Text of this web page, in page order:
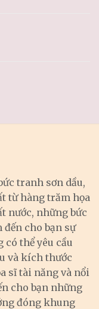
tranh sơn dầu,
từ hàng trăm họa
nước, những bức
đến cho bạn sự
có thể yêu cầu
và kích thước
sĩ tài năng và nổi
cho bạn những
đóng khung